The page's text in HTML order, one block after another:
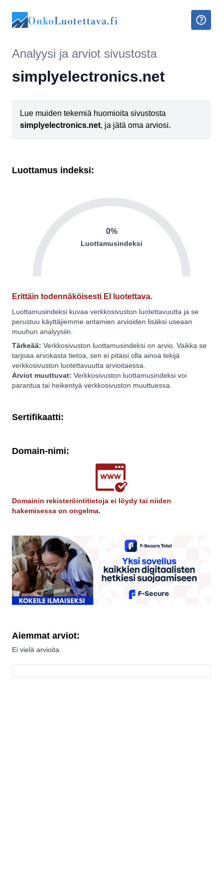
OnkoLuotettava.fi
Analyysi ja arviot sivustosta
simplyelectronics.net
Lue muiden tekemiä huomioita sivustosta
simplyelectronics.net, ja jätä oma arviosi.
Luottamus indeksi:
0%
Luottamusindeksi
Erittäin todennäköisesti EI luotettava.
Luottamusindeksi kuvaa verkkosivuston luotettavuutta ja se
perustuu käyttäjiemme antamien arvioiden lisäksi useaan
muuhun analyysiin.
Tärkeää: Verkkosivuston luottamusindeksi on arvio. Vaikka se
tarjoaa arvokasta tietoa, sen ei pitäisi olla ainoa tekijä
verkkosivuston luotettavuutta arvioitaessa.
Arviot muuttuvat: Verkkosivuston luottamusindeksi voi
parantua tai heikentyä verkkosivuston muuttuessa.
Sertifikaatti:
Domain-nimi:
Domainin rekisteröintitietoja ei löydy tai niiden
hakemisessa on ongelma.
Aiemmat arviot:
Ei vielä arvioita.